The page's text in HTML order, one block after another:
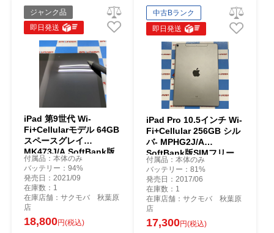
ジャンク品
即日発送
iPad 第9世代 Wi-
Fi+Cellularモデル 64GB
スペースグレイ
MK473J/A SoftBank版
SIMフリー ジャンク品
付属品：本体のみ
バッテリー：94%
発売日：2021/09
在庫数：1
在庫店舗：サクモバ 秋葉原
店
18,800円(税込)
中古Bランク
即日発送
iPad Pro 10.5インチ Wi-
Fi+Cellular 256GB シル
バ- MPHG2J/A
SoftBank版SIMフリー
訳あり品
付属品：本体のみ
バッテリー：81%
発売日：2017/06
在庫数：1
在庫店舗：サクモバ 秋葉原
店
17,300円(税込)